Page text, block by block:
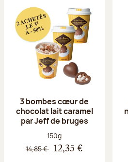
3 bombes cœur de
chocolat lait caramel
par Jeff de bruges
Poids net :
150g
14,85 € 12,35 €